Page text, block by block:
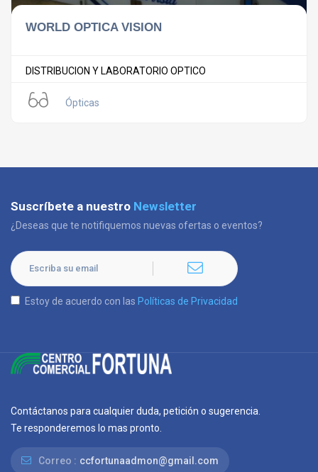
WORLD OPTICA VISION
DISTRIBUCION Y LABORATORIO OPTICO
Ópticas
Suscríbete a nuestro Newsletter
¿Deseas que te notifiquemos nuevas ofertas o eventos?
Estoy de acuerdo con las Políticas de Privacidad
Contáctanos para cualquier duda, petición o sugerencia.
Te responderemos lo mas pronto.
Correo : ccfortunaadmon@gmail.com